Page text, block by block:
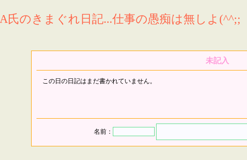
A氏のきまぐれ日記...仕事の愚痴は無しよ(^^;;
未記入
この日の日記はまだ書かれていません。
名前：